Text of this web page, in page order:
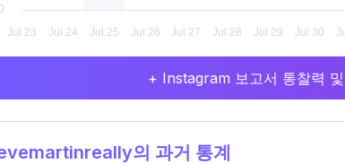
+ Instagram 보고서 통찰력
의 과거 통계